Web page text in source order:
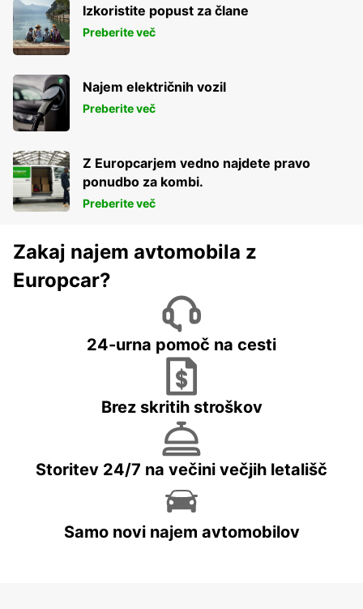
Izkoristite popust za člane
Preberite več
Najem električnih vozil
Preberite več
Z Europcarjem vedno najdete pravo
ponudbo za kombi.
Preberite več
Zakaj najem avtomobila z
Europcar?
24-urna pomoč na cesti
Brez skritih stroškov
Storitev 24/7 na večini večjih letališč
Samo novi najem avtomobilov